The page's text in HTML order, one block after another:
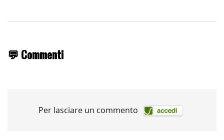
💬 Commenti